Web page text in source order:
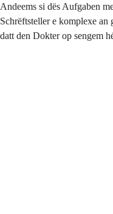
Andeems si dës Aufgaben
Schrëftsteller e komplexe an
datt den Dokter op sengem